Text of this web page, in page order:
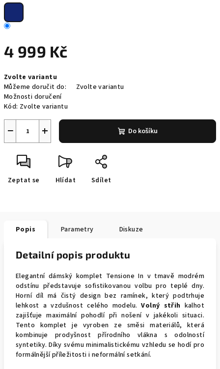
4 999 Kč
cena:
Zvolte variantu
Můžeme doručit do:
Zvolte variantu
Možnosti doručení
Kód: Zvolte variantu
+
− Do košíku
Zeptat se Hlídat Sdílet
Popis Parametry Diskuze
Detailní popis produktu
Elegantní dámský komplet Tensione In v tmavě modrém
odstínu představuje sofistikovanou volbu pro teplé dny.
Horní díl má čistý design bez ramínek, který podtrhuje
lehkost a vzdušnost celého modelu.Volný střih kalhot
zajišťuje maximální pohodlí při nošení v jakékoli situaci.
Tento komplet je vyroben ze směsi materiálů, která
kombinuje prodyšnost přírodního vlákna s odolností
syntetiky. Díky svému minimalistickému vzhledu se hodí pro
formálnější příležitosti i neformální setkání.